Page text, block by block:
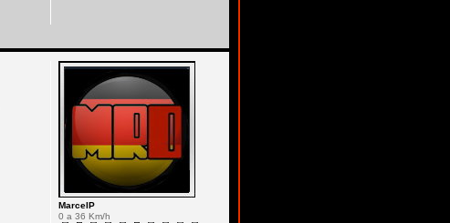
MarcelP
0 a 36 Km/h